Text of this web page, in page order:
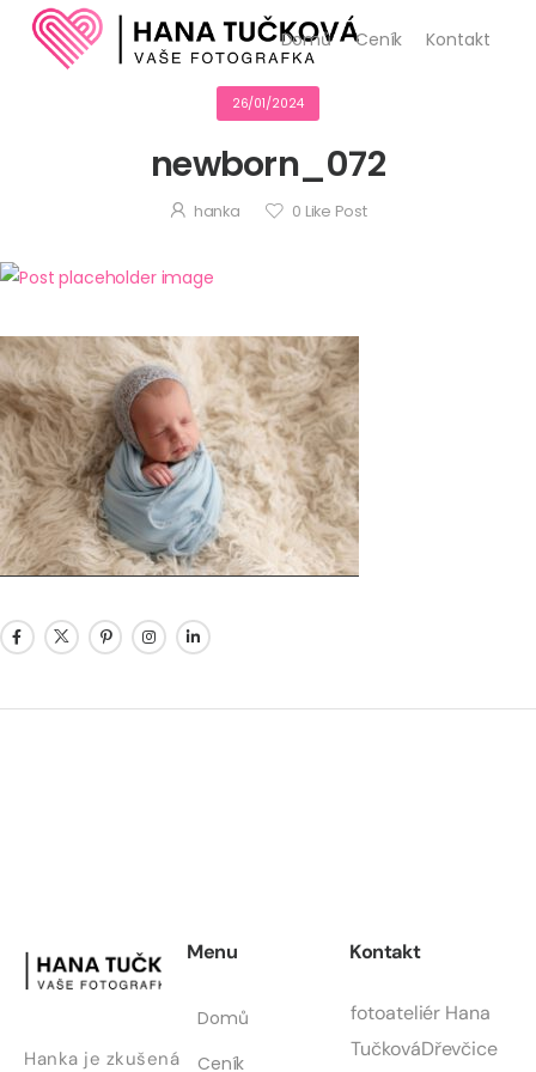
Domů Ceník Kontakt
26/01/2024
newborn_072
hanka 0 Like Post
Hanka je zkušená
Menu
Domů
Ceník
Kontakt
fotoateliér Hana
TučkováDřevčice